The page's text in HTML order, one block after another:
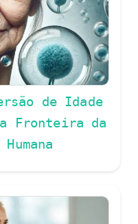
de Idade
Fronteira da